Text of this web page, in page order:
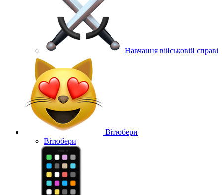
Навчання військовій справі
Вітюбери
Вітюбери